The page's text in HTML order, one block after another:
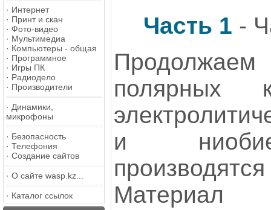
· Интернет
· Принт и скан
· Фото-видео
· Мультимедиа
· Компьютеры - общая
· Программное
· Игры ПК
· Радиодело
· Производители
· Динамики,
микрофоны
· Безопасность
· Телефония
· Создание сайтов
· О сайте wasp.kz...
· Каталог ссылок
Часть 1 -
Продолжаем
полярных
и